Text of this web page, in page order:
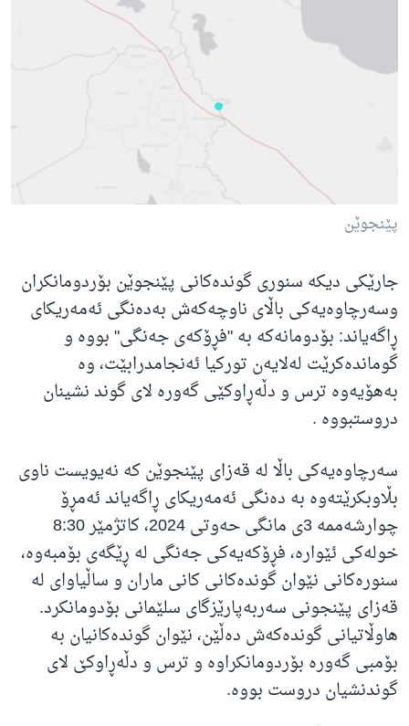
Learning English
پێنجوێن
جارێكی دیكە سنوری گوندەكانی پێنجوێن بۆردومانكران
وسەرچاوەیەكی باڵای ناوچەکەش بەدەنگی ئەمەریكای
ڕاگەیاند: بۆدومانەكە بە "فڕۆكەی جەنگی" بووە و
گوماندەکرێت لەلایەن توركیا ئەنجامدرابێت، وە
بەهۆیەوە ترس و دڵەڕاوكێی گەورە لای گوند نشینان
دروستبووە .
سەرچاوەیەكی باڵا لە قەزای پێنجوێن كە نەیویست ناوی
بڵاوبكرێتەوە بە دەنگی ئەمەریكای ڕاگەیاند ئەمڕۆ
چوارشەممە 3ی مانگی حەوتی 2024، كاتژمێر 8:30
خولەكی ئێوارە، فڕۆكەیەكی جەنگی لە ڕێگەی بۆمبەوە،
سنورەكانی نێوان گوندەكانی كانی ماران و ساڵیاوای لە
قەزای پێنجونی سەربەپارێزگای سلێمانی بۆدومانكرد.
هاوڵاتیانی گوندەكەش دەڵێن، نێوان گوندەكانیان بە
بۆمبی گەورە بۆردومانكراوە و ترس و دڵەڕاوكێ لای
گوندنشیان دروست بووە.